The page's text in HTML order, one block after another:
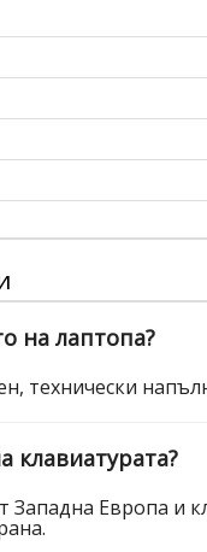
на лаптопа?
технически
клавиатурата?
Западна Европа и